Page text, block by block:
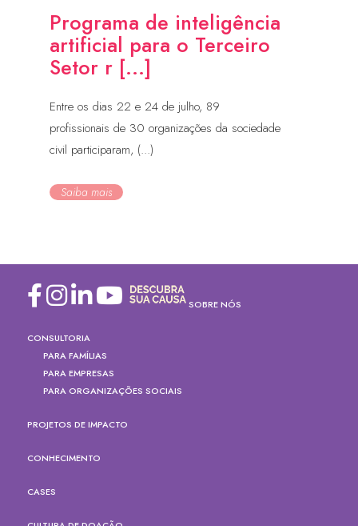
Programa de inteligência
artificial para o Terceiro
Setor r [...]
Entre os dias 22 e 24 de julho, 89
profissionais de 30 organizações da sociedade
civil participaram, (...)
Saiba mais
SOBRE NÓS
CONSULTORIA
PARA FAMÍLIAS
PARA EMPRESAS
PARA ORGANIZAÇÕES SOCIAIS
PROJETOS DE IMPACTO
CONHECIMENTO
CASES